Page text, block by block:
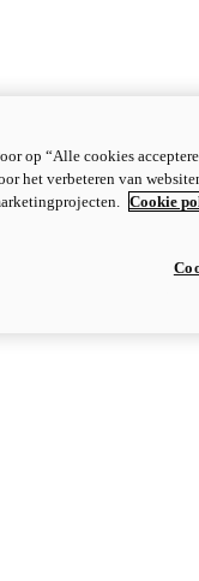
op “Alle cookies
het verbeteren van
Cookie